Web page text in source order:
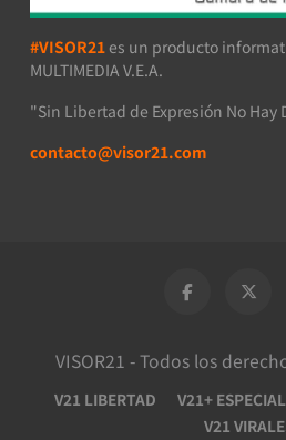
#VISOR21 es un producto
MULTIMEDIA V.E.A.
"Sin Libertad de Expresión No Hay
contacto@visor21.com
VISOR21 - Todos los
V21 LIBERTAD V21+
V21